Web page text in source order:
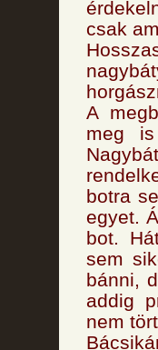
csak
A
meg
botra
egyet.
bot.
sem
bánni,
addig
nem